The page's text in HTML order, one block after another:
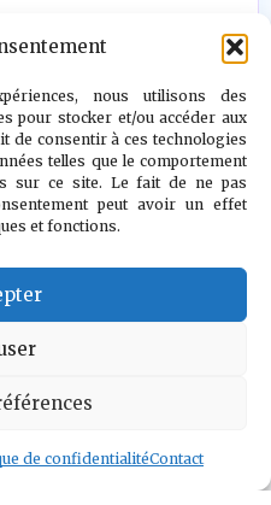
nous utilisons des
pour stocker et/ou accéder aux
de consentir à ces technologies
telles que le comportement
sur ce site. Le fait de ne pas
peut avoir un effet
et fonctions.
de confidentialitéContact
"Il n’y a pas
d’ennemi. Le
véritable combat
est contre le
doute, la peur et